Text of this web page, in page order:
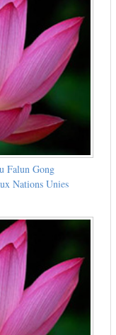
Falun Gong
Nations Unies